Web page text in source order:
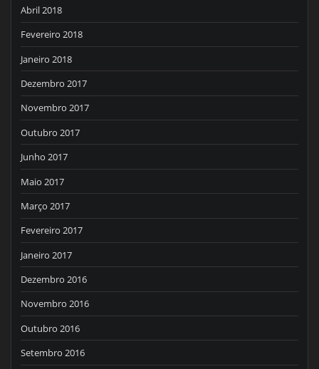
Abril 2018
Fevereiro 2018
Janeiro 2018
Dezembro 2017
Novembro 2017
Outubro 2017
Junho 2017
Maio 2017
Março 2017
Fevereiro 2017
Janeiro 2017
Dezembro 2016
Novembro 2016
Outubro 2016
Setembro 2016